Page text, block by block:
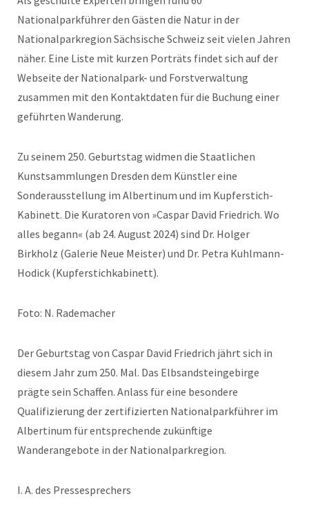
Nationalparkführer den Gästen die Natur in der
Nationalparkregion Sächsische Schweiz seit vielen Jahren
näher. Eine Liste mit kurzen Porträts findet sich auf der
Webseite der Nationalpark- und Forstverwaltung
zusammen mit den Kontaktdaten für die Buchung einer
geführten Wanderung.
Zu seinem 250. Geburtstag widmen die Staatlichen
Kunstsammlungen Dresden dem Künstler eine
Sonderausstellung im Albertinum und im Kupferstich-
Kabinett. Die Kuratoren von »Caspar David Friedrich. Wo
alles begann« (ab 24. August 2024) sind Dr. Holger
Birkholz (Galerie Neue Meister) und Dr. Petra Kuhlmann-
Hodick (Kupferstichkabinett).
Foto: N. Rademacher
Der Geburtstag von Caspar David Friedrich jährt sich in
diesem Jahr zum 250. Mal. Das Elbsandsteingebirge
prägte sein Schaffen. Anlass für eine besondere
Qualifizierung der zertifizierten Nationalparkführer im
Albertinum für entsprechende zukünftige
Wanderangebote in der Nationalparkregion.
I. A. des Pressesprechers